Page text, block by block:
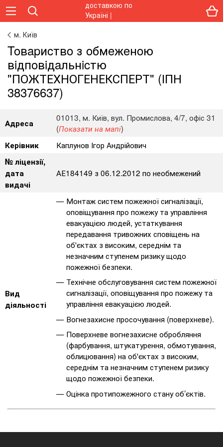
м. Київ
Toвapиcтвo з oбмeжeнoю
вiдпoвiдaльнicтю
"ПОЖТЕХНОГЕНЕКСПЕРТ" (ІПН
38376637)
Адреса
01013, м. Київ, вул. Промислова, 4/7, офіс 31
(Показати на мапі)
Керівник
Каплунов Ігор Андрійович
№ ліцензії,
дата
видачі
АЕ184149 з 06.12.2012 по необмежений
Вид
діяльності
Монтаж систем пожежної сигналізації,
оповіщування про пожежу та управління
евакуацією людей, устаткування
передавання тривожних сповіщень на
об'єктах з високим, середнім та
незначним ступенем ризику щодо
пожежної безпеки.
Технічне обслуговування систем пожежної
сигналізації, оповіщування про пожежу та
управління евакуацією людей.
Вогнезахисне просочування (поверхневе).
Поверхневе вогнезахисне обробляння
(фарбування, штукатурення, обмотування,
облицювання) на об'єктах з високим,
середнім та незначним ступенем ризику
щодо пожежної безпеки.
Оцінка протипожежного стану об’єктів.